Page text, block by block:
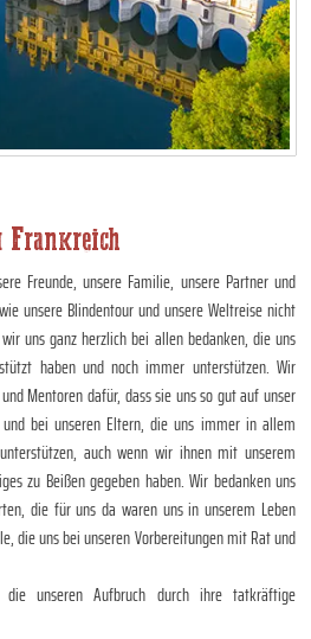
Frankreich
Freunde, unsere Familie, unsere Partner und
unsere Blindentour und unsere Weltreise nicht
uns ganz herzlich bei allen bedanken, die uns
haben und noch immer unterstützen. Wir
Mentoren dafür, dass sie uns so gut auf unser
bei unseren Eltern, die uns immer in allem
auch wenn wir ihnen mit unserem
zu Beißen gegeben haben. Wir bedanken uns
die für uns da waren uns in unserem Leben
die uns bei unseren Vorbereitungen mit Rat und
unseren Aufbruch durch ihre tatkräftige